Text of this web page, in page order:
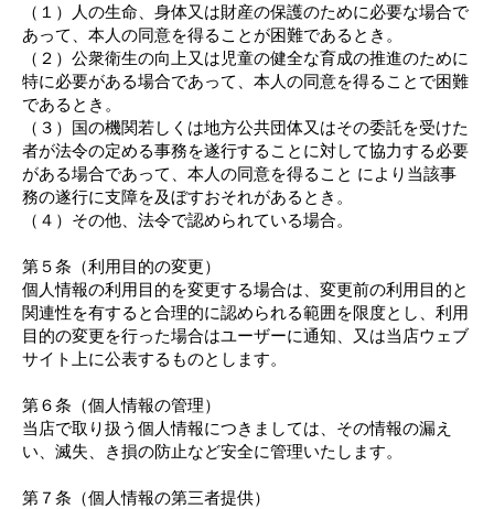
（１）人の生命、身体又は財産の保護のために必要な場合で
あって、本人の同意を得ることが困難であるとき。
（２）公衆衛生の向上又は児童の健全な育成の推進のために
特に必要がある場合であって、本人の同意を得ることで困難
であるとき。
（３）国の機関若しくは地方公共団体又はその委託を受けた
者が法令の定める事務を遂行することに対して協力する必要
がある場合であって、本人の同意を得ること により当該事
務の遂行に支障を及ぼすおそれがあるとき。
（４）その他、法令で認められている場合。
第５条（利用目的の変更）
個人情報の利用目的を変更する場合は、変更前の利用目的と
関連性を有すると合理的に認められる範囲を限度とし、利用
目的の変更を行った場合はユーザーに通知、又は当店ウェブ
サイト上に公表するものとします。
第６条（個人情報の管理）
当店で取り扱う個人情報につきましては、その情報の漏え
い、滅失、き損の防止など安全に管理いたします。
第７条（個人情報の第三者提供）